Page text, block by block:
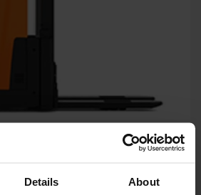
Details About
Fahrverhalten in beengten